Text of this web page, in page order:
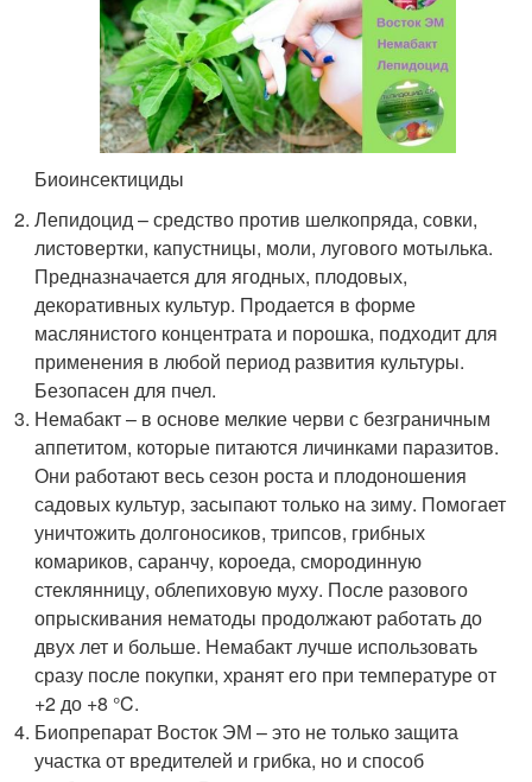
Биоинсектициды
Лепидоцид – средство против шелкопряда, совки,
листовертки, капустницы, моли, лугового мотылька.
Предназначается для ягодных, плодовых,
декоративных культур. Продается в форме
маслянистого концентрата и порошка, подходит для
применения в любой период развития культуры.
Безопасен для пчел.
Немабакт – в основе мелкие черви с безграничным
аппетитом, которые питаются личинками паразитов.
Они работают весь сезон роста и плодоношения
садовых культур, засыпают только на зиму. Помогает
уничтожить долгоносиков, трипсов, грибных
комариков, саранчу, короеда, смородинную
стеклянницу, облепиховую муху. После разового
опрыскивания нематоды продолжают работать до
двух лет и больше. Немабакт лучше использовать
сразу после покупки, хранят его при температуре от
+2 до +8 °C.
Биопрепарат Восток ЭМ – это не только защита
участка от вредителей и грибка, но и способ